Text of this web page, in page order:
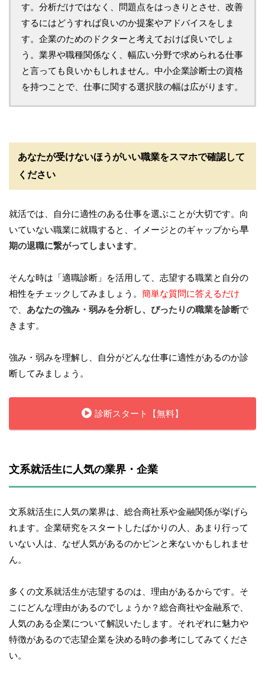
す。分析だけではなく、問題点をはっきりとさせ、改善
するにはどうすれば良いのか提案やアドバイスをしま
す。企業のためのドクターと考えておけば良いでしょ
う。業界や職種関係なく、幅広い分野で求められる仕事
と言っても良いかもしれません。中小企業診断士の資格
を持つことで、仕事に関する選択肢の幅は広がります。
あなたが受けないほうがいい職業をスマホで確認して
ください
就活では、自分に適性のある仕事を選ぶことが大切です。向
いていない職業に就職すると、イメージとのギャップから早
期の退職に繋がってしまいます。
そんな時は「適職診断」を活用して、志望する職業と自分の
相性をチェックしてみましょう。 簡単な質問に答えるだけ
で、 あなたの強み・弱みを分析し、ぴったりの職業を診断で
きます。
強み・弱みを理解し、自分がどんな仕事に適性があるのか診
断してみましょう。
診断スタート【無料】
文系就活生に人気の業界・企業
文系就活生に人気の業界は、総合商社系や金融関係が挙げら
れます。企業研究をスタートしたばかりの人、あまり行って
いない人は、なぜ人気があるのかピンと来ないかもしれませ
ん。
多くの文系就活生が志望するのは、理由があるからです。そ
こにどんな理由があるのでしょうか？総合商社や金融系で、
人気のある企業について解説いたします。それぞれに魅力や
特徴があるので志望企業を決める時の参考にしてみてくださ
い。